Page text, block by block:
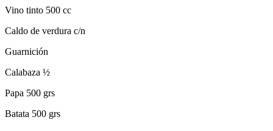
Vino tinto 500 cc
Caldo de verdura c/n
Guarnición
Calabaza ½
Papa 500 grs
Batata 500 grs